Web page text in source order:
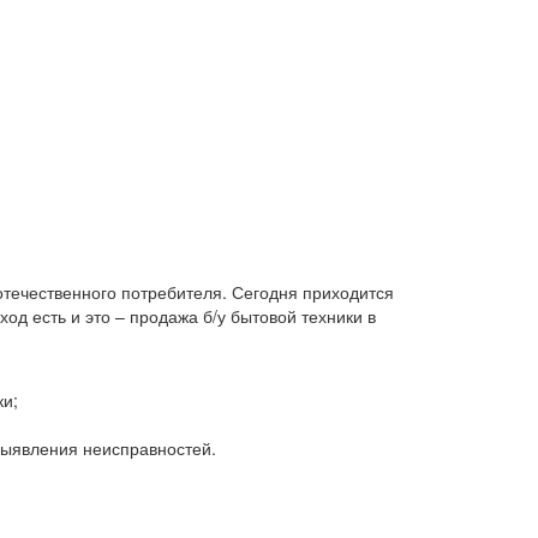
потребителя. Сегодня приходится
есть и это – продажа б/у бытовой техники в
неисправностей.